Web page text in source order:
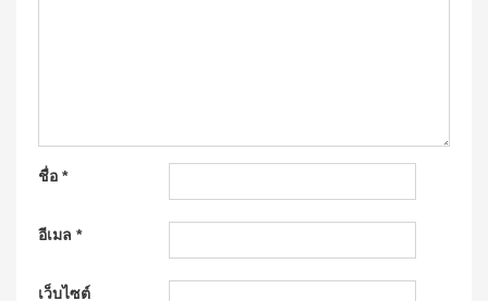
ชื่อ *
อีเมล *
เว็บไซต์